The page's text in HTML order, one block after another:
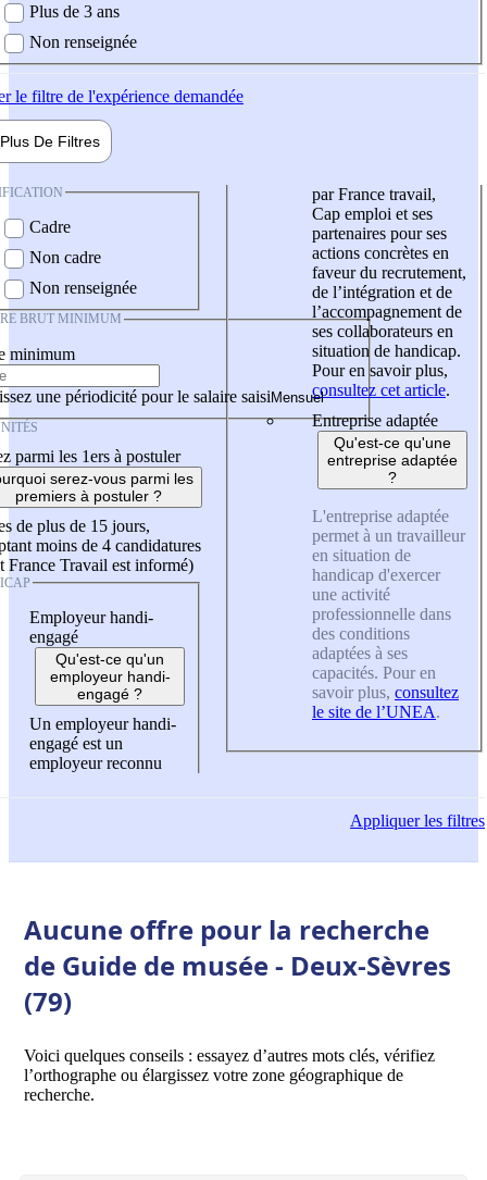
Plus de 3 ans
Non renseignée
le filtre de l'expérience demandée
Plus De Filtres
Cadre
Non cadre
Non renseignée
BRUT MINIMUM
minimum
une périodicité pour le salaire saisi
parmi les 1ers à postuler
serez-vous parmi les
premiers à postuler ?
de plus de 15 jours,
moins de 4 candidatures
France Travail est informé)
Employeur handi-
engagé
Qu'est-ce qu'un
employeur handi-
engagé ?
Un employeur handi-
engagé est un
employeur reconnu
par France travail,
Cap emploi et ses
partenaires pour ses
actions concrètes en
faveur du recrutement,
de l’intégration et de
l’accompagnement de
ses collaborateurs en
situation de handicap.
Pour en savoir plus,
consultez cet article.
Entreprise adaptée
Qu'est-ce qu'une
entreprise adaptée
?
L'entreprise adaptée
permet à un travailleur
en situation de
handicap d'exercer
une activité
professionnelle dans
des conditions
adaptées à ses
capacités. Pour en
savoir plus, consultez
le site de l’UNEA.
Appliquerles filtres
Aucune offre pour la recherche
de Guide de musée - Deux-Sèvres
(79)
Voici quelques conseils : essayez d’autres mots clés, vérifiez
l’orthographe ou élargissez votre zone géographique de
recherche.